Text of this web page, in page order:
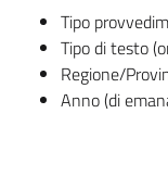
Tipo
Tipo di testo
Regione/
Anno (di